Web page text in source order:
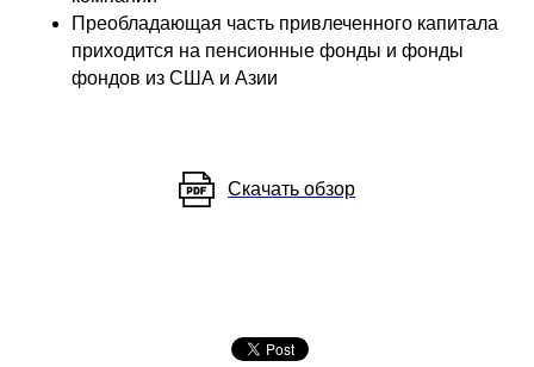
Преобладающая часть привлеченного капитала
приходится на пенсионные фонды и фонды
фондов из США и Азии
Скачать обзор